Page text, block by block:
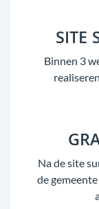
SITE
Binnen 3
Na de site
de